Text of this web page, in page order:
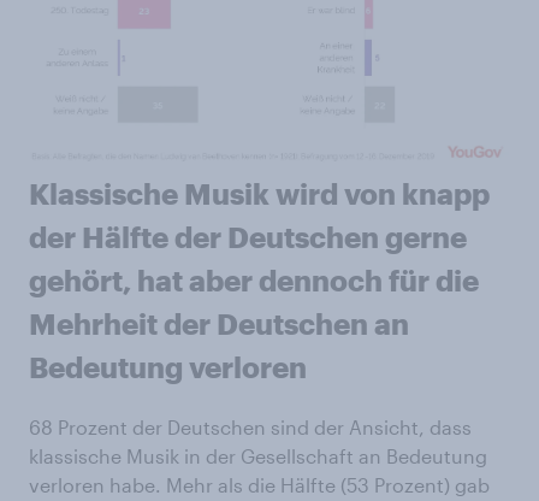
Klassische Musik wird von knapp
der Hälfte der Deutschen gerne
gehört, hat aber dennoch für die
Mehrheit der Deutschen an
Bedeutung verloren
68 Prozent der Deutschen sind der Ansicht, dass
klassische Musik in der Gesellschaft an Bedeutung
verloren habe. Mehr als die Hälfte (53 Prozent) gab